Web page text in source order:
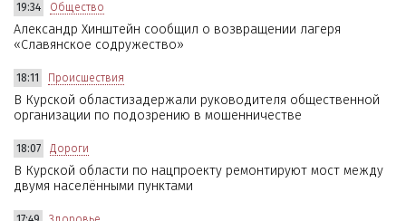
19:34 Общество
Александр Хинштейн сообщил о возвращении лагеря
«Славянское содружество»
18:11 Происшествия
В Курской областизадержали руководителя общественной
организации по подозрению в мошенничестве
18:07 Дороги
В Курской области по нацпроекту ремонтируют мост между
двумя населёнными пунктами